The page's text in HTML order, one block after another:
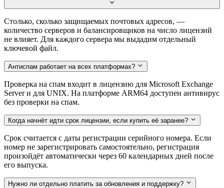
Столько, сколько защищаемых почтовых адресов, —
количество серверов и балансировщиков на число лицензий
не влияет. Для каждого сервера мы выдадим отдельный
ключевой файл.
Антиспам работает на всех платформах?
Проверка на спам входит в лицензию для Microsoft Exchange
Server и для UNIX. На платформе ARM64 доступен антивирус
без проверки на спам.
Когда начнёт идти срок лицензии, если купить её заранее?
Срок считается с даты регистрации серийного номера. Если
номер не зарегистрировать самостоятельно, регистрация
произойдёт автоматически через 60 календарных дней после
его выпуска.
Нужно ли отдельно платить за обновления и поддержку?